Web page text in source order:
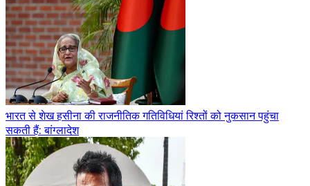
भारत से शेख हसीना की राजनीतिक गतिविधियां रिश्तों को नुकसान पहुंचा
सकती हैं: बांग्लादेश